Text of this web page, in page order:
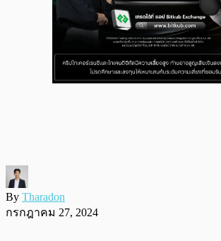
By Tharadon
กรกฎาคม 27, 2024